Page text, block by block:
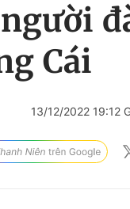
Cái
13/12/2022 19:12